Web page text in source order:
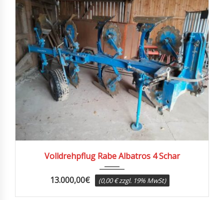
Volldrehpflug Rabe Albatros 4 Schar
13.000,00€ (0,00 € zzgl. 19% MwSt)